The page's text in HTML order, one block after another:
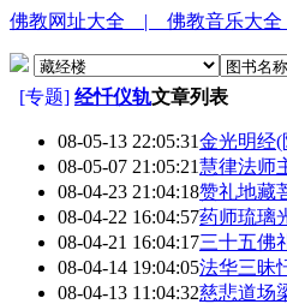
佛教网址大全 | 佛教音乐大
[专题] 经忏仪轨文章列表
08-05-13 22:05:31金光明经(
08-05-07 21:05:21慧律法师
08-04-23 21:04:18赞礼地藏
08-04-22 16:04:57药师琉璃
08-04-21 16:04:17三十五佛
08-04-14 19:04:05法华三昧
08-04-13 11:04:32慈悲道场